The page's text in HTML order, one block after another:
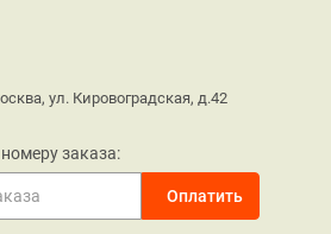
ул. Кировоградская, д.42
заказа: